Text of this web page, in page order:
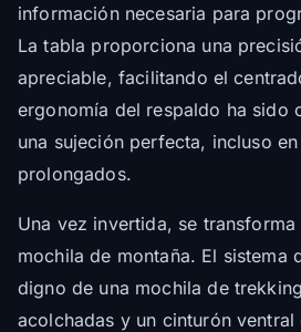
información necesaria para
La tabla proporciona una
apreciable, facilitando el
ergonomía del respaldo ha sido
una sujeción perfecta, incluso
prolongados.
Una vez invertida, se
mochila de montaña. El sistema
digno de una mochila de
acolchadas y un cinturón